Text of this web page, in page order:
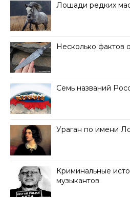
Лошади редких
Несколько фактов
Семь названий
Ураган по имени
Криминальные
музыкантов